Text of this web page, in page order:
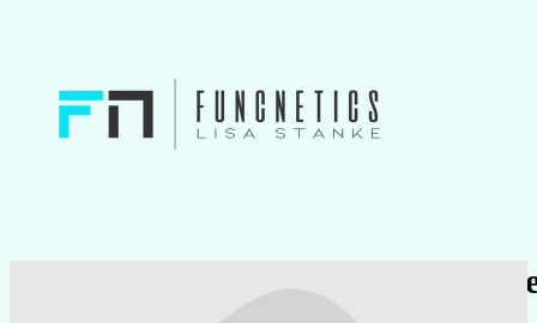
Die Abnehmformel des